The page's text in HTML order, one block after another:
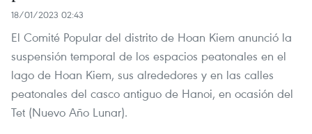
18/01/2023 02:43
El Comité Popular del distrito de Hoan Kiem anunció la
suspensión temporal de los espacios peatonales en el
lago de Hoan Kiem, sus alrededores y en las calles
peatonales del casco antiguo de Hanoi, en ocasión del
Tet (Nuevo Año Lunar).